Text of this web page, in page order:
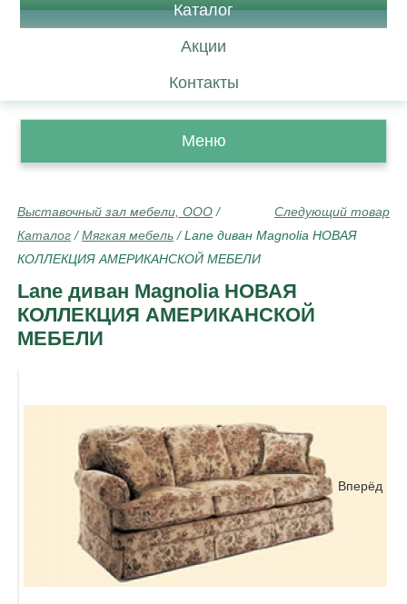
Каталог
Акции
Контакты
Меню
Следующий товар
Выставочный зал мебели, ООО /
Каталог /Мягкая мебель /Lane диван Magnolia НОВАЯ
КОЛЛЕКЦИЯ АМЕРИКАНСКОЙ МЕБЕЛИ
Lane диван Magnolia НОВАЯ
КОЛЛЕКЦИЯ АМЕРИКАНСКОЙ
МЕБЕЛИ
Вперёд